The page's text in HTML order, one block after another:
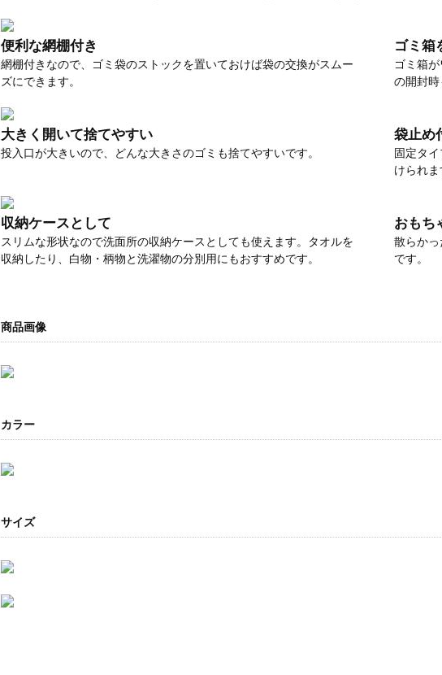
便利な網棚付き
網棚付きなので、ゴミ袋のストックを置いておけば袋の交換がスムー
ズにできます。
ゴミ箱
ゴミ箱
の開封時
大きく開いて捨てやすい
投入口が大きいので、どんな大きさのゴミも捨てやすいです。
袋止め
固定タ
けられま
収納ケースとして
スリムな形状なので洗面所の収納ケースとしても使えます。タオルを
収納したり、白物・柄物と洗濯物の分別用にもおすすめです。
おもち
散らかっ
です。
商品画像
カラー
サイズ